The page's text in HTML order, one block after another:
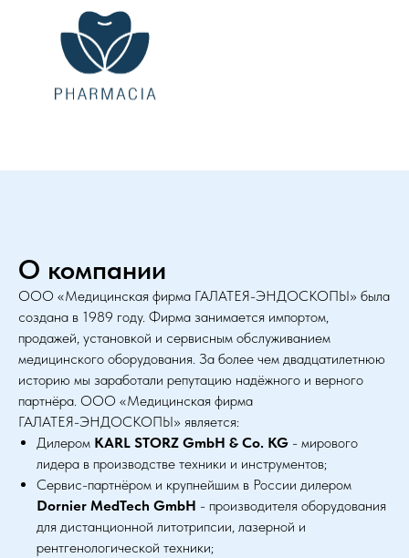
О компании
ООО «Медицинская фирма ГАЛАТЕЯ-ЭНДОСКОПЫ» была
создана в 1989 году. Фирма занимается импортом,
продажей, установкой и сервисным обслуживанием
медицинского оборудования. За более чем двадцатилетнюю
историю мы заработали репутацию надёжного и верного
партнёра. ООО «Медицинская фирма
ГАЛАТЕЯ-ЭНДОСКОПЫ» является:
Дилером KARL STORZ GmbH & Co. KG - мирового
лидера в производстве техники и инструментов;
Сервис-партнёром и крупнейшим в России дилером
Dornier MedTech GmbH - производителя оборудования
для дистанционной литотрипсии, лазерной и
рентгенологической техники;